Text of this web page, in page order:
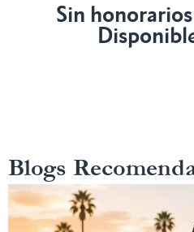
Sin
Blogs